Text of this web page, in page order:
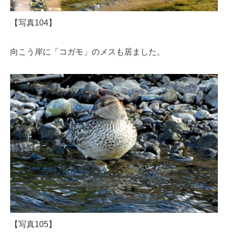
【写真104】
向こう岸に「コガモ」のメスも居ました。
【写真105】